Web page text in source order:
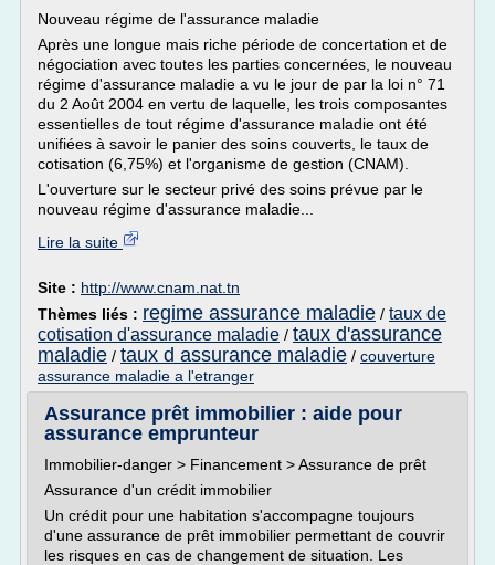
Nouveau régime de l'assurance maladie
Après une longue mais riche période de concertation et de
négociation avec toutes les parties concernées, le nouveau
régime d'assurance maladie a vu le jour de par la loi n° 71
du 2 Août 2004 en vertu de laquelle, les trois composantes
essentielles de tout régime d'assurance maladie ont été
unifiées à savoir le panier des soins couverts, le taux de
cotisation (6,75%) et l'organisme de gestion (CNAM).
L'ouverture sur le secteur privé des soins prévue par le
nouveau régime d'assurance maladie...
Lire la suite
Site : http://www.cnam.nat.tn
Thèmes liés : regime assurance maladie / taux de
cotisation d'assurance maladie / taux d'assurance
maladie / taux d assurance maladie / couverture
assurance maladie a l'etranger
Assurance prêt immobilier : aide pour
assurance emprunteur
Immobilier-danger > Financement > Assurance de prêt
Assurance d'un crédit immobilier
Un crédit pour une habitation s'accompagne toujours
d'une assurance de prêt immobilier permettant de couvrir
les risques en cas de changement de situation. Les